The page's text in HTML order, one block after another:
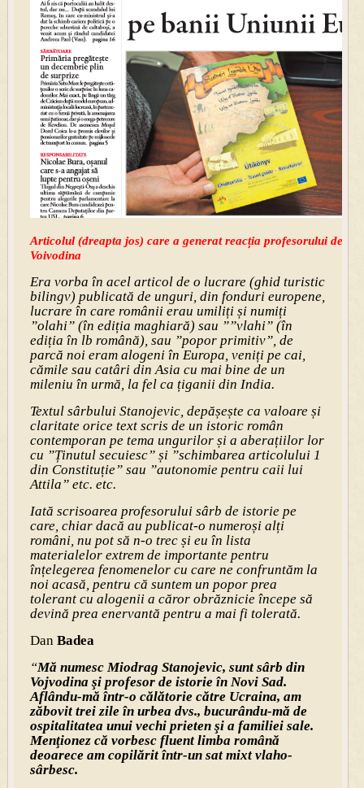
Articolul (dreapta jos) care a generat reacția profesorului de
Voivodina
Era vorba în acel articol de o lucrare (ghid turistic
bilingv) publicată de unguri, din fonduri europene,
lucrare în care românii erau umiliți și numiți
”olahi” (în ediția maghiară) sau ””vlahi” (în
ediția în lb română), sau ”popor primitiv”, de
parcă noi eram alogeni în Europa, veniți pe cai,
cămile sau catâri din Asia cu mai bine de un
mileniu în urmă, la fel ca țiganii din India.
Textul sârbului Stanojevic, depășește ca valoare și
claritate orice text scris de un istoric român
contemporan pe tema ungurilor și a aberațiilor lor
cu ”Ținutul secuiesc” și ”schimbarea articolului 1
din Constituție” sau ”autonomie pentru caii lui
Attila” etc. etc.
Iată scrisoarea profesorului sârb de istorie pe
care, chiar dacă au publicat-o numeroși alți
români, nu pot să n-o trec și eu în lista
materialelor extrem de importante pentru
înțelegerea fenomenelor cu care ne confruntăm la
noi acasă, pentru că suntem un popor prea
tolerant cu alogenii a căror obrăznicie începe să
devină prea enervantă pentru a mai fi tolerată.
Dan Badea
“Mă numesc Miodrag Stanojevic, sunt sârb din
Vojvodina şi profesor de istorie în Novi Sad.
Aflându-mă într-o călătorie către Ucraina, am
zăbovit trei zile în urbea dvs., bucurându-mă de
ospitalitatea unui vechi prieten şi a familiei sale.
Menţionez că vorbesc fluent limba română
deoarece am copilărit într-un sat mixt vlaho-
sârbesc.